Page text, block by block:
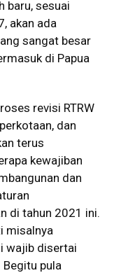
baru, sesuai
akan ada
sangat besar
di Papua
revisi RTRW
dan
terus
kewajiban
dan
di tahun 2021 ini.
misalnya
wajib disertai
Begitu pula